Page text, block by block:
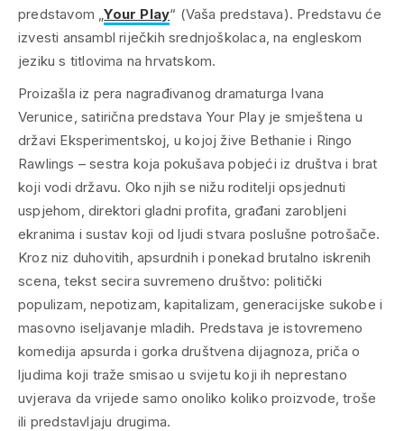
predstavom „Your Play“ (Vaša predstava). Predstavu će
izvesti ansambl riječkih srednjoškolaca, na engleskom
jeziku s titlovima na hrvatskom.
Proizašla iz pera nagrađivanog dramaturga Ivana
Verunice, satirična predstava Your Playje smještena u
državi Eksperimentskoj, u kojoj žive Bethanie i Ringo
Rawlings – sestra koja pokušava pobjeći iz društva i brat
koji vodi državu. Oko njih se nižu roditelji opsjednuti
uspjehom, direktori gladni profita, građani zarobljeni
ekranima i sustav koji od ljudi stvara poslušne potrošače.
Kroz niz duhovitih, apsurdnih i ponekad brutalno iskrenih
scena, tekst secira suvremeno društvo: politički
populizam, nepotizam, kapitalizam, generacijske sukobe i
masovno iseljavanje mladih. Predstava je istovremeno
komedija apsurda i gorka društvena dijagnoza, priča o
ljudima koji traže smisao u svijetu koji ih neprestano
uvjerava da vrijede samo onoliko koliko proizvode, troše
ili predstavljaju drugima.